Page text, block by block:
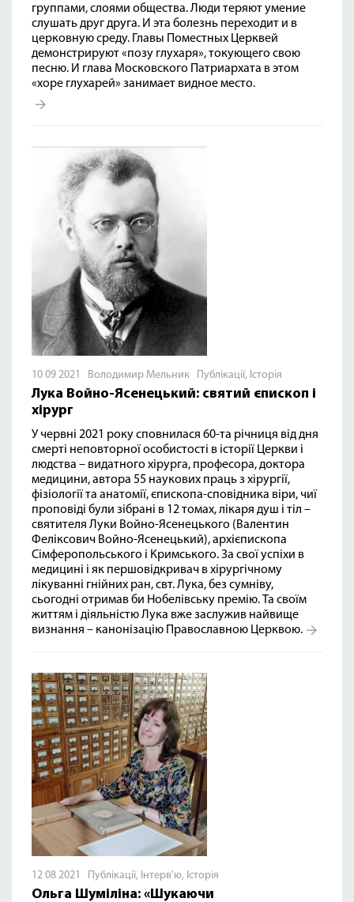
группами, слоями общества. Люди теряют умение
слушать друг друга. И эта болезнь переходит и в
церковную среду. Главы Поместных Церквей
демонстрируют «позу глухаря», токующего свою
песню. И глава Московского Патриархата в этом
«хоре глухарей» занимает видное место.
10 09 2021 Володимир Мельник Публікації, Історія
Лука Войно-Ясенецький: святий єпископ і
хірург
У червні 2021 року сповнилася 60-та річниця від дня
смерті неповторної особистості в історії Церкви і
людства – видатного хірурга, професора, доктора
медицини, автора 55 наукових праць з хірургії,
фізіології та анатомії, єпископа-сповідника віри, чиї
проповіді були зібрані в 12 томах, лікаря душ і тіл –
святителя Луки Войно-Ясенецького (Валентин
Феліксович Войно-Ясенецький), архієпископа
Сімферопольського і Кримського. За свої успіхи в
медицині і як першовідкривач в хірургічному
лікуванні гнійних ран, свт. Лука, без сумніву,
сьогодні отримав би Нобелівську премію. Та своїм
життям і діяльністю Лука вже заслужив найвище
визнання – канонізацію Православною Церквою.
12 08 2021 Публікації, Інтерв'ю, Історія
Ольга Шуміліна: «Шукаючи